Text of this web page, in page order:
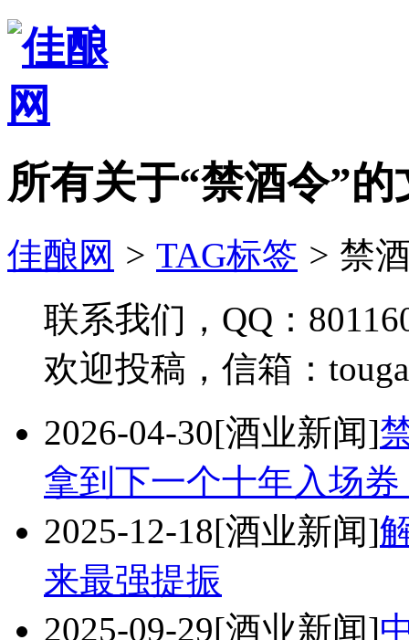
所有关于“禁酒令”的
佳酿网 > TAG标签 > 禁
联系我们，QQ：
欢迎投稿，信箱：
2026-04-30[酒业新闻]
拿到下一个十年入场券
2025-12-18[酒业新闻]
来最强提振
2025-09-29[酒业新闻]